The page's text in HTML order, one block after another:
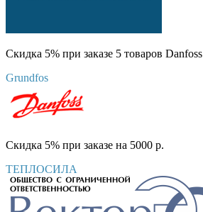
Скидка 5% при заказе 5 товаров Danfoss
Grundfos
Скидка 5% при заказе на 5000 р.
ТЕПЛОСИЛА